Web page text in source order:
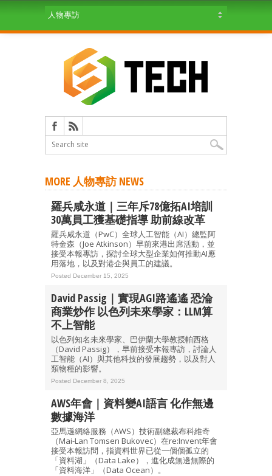
MORE 人物專訪 NEWS
羅兵咸永道｜三年斥78億拓AI培訓
30萬員工獲基礎指導 助前線改革
羅兵咸永道（PwC）全球人工智能（AI）總監阿
特金森（Joe Atkinson）早前來港出席活動，並
接受本報專訪，探討全球大型企業如何推動AI應
用落地，以及對港企與員工的建議。
Posted December 15, 2025
David Passig｜實現AGI路遙遙 恐淪
商業炒作 以色列未來學家：LLM算
不上智能
以色列知名未來學家、巴伊蘭大學教授帕西格
（David Passig），早前接受本報專訪，討論人
工智能（AI）與其他科技的發展趨勢，以及對人
類物種的影響。
Posted December 8, 2025
AWS年會｜資料變AI語言 化作無邊
數據海洋
亞馬遜網絡服務（AWS）技術副總裁布科維奇
（Mai-Lan Tomsen Bukovec）在re:Invent年會
接受本報訪問，指資料世界已從一個個孤立的
「資料湖」（Data Lake），進化成無邊無際的
「資料海洋」（Data Ocean）。